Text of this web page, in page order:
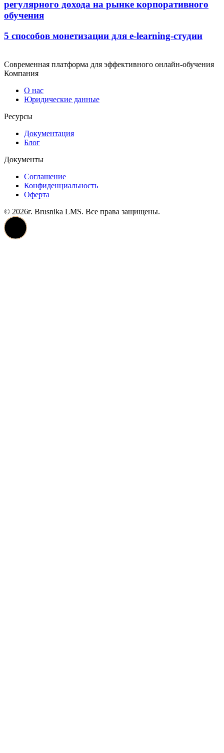
регулярного дохода на рынке корпоративного
обучения
5 способов монетизации для e-learning-студии
Современная платформа для эффективного онлайн-обучения
Компания
О нас
Юридические данные
Ресурсы
Документация
Блог
Документы
Соглашение
Конфиденциальность
Оферта
© 2026г. Brusnika LMS. Все права защищены.